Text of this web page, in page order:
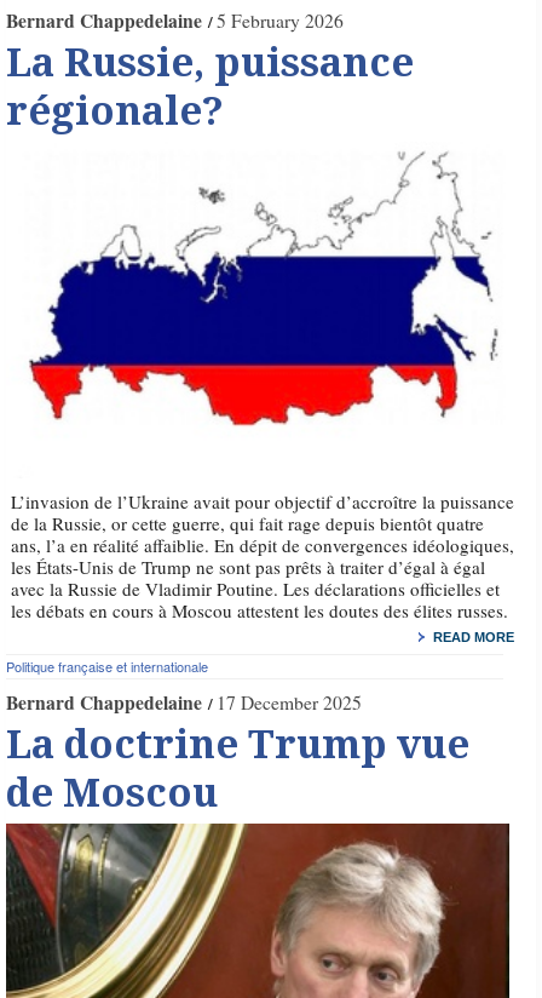
Bernard Chappedelaine 5 February 2026
La Russie, puissance
régionale?
L’invasion de l’Ukraine avait pour objectif d’accroître la puissance
de la Russie, or cette guerre, qui fait rage depuis bientôt quatre
ans, l’a en réalité affaiblie. En dépit de convergences idéologiques,
les États-Unis de Trump ne sont pas prêts à traiter d’égal à égal
avec la Russie de Vladimir Poutine. Les déclarations officielles et
les débats en cours à Moscou attestent les doutes des élites russes.
READ MORE
Politique française et internationale
Bernard Chappedelaine 17 December 2025
La doctrine Trump vue
de Moscou